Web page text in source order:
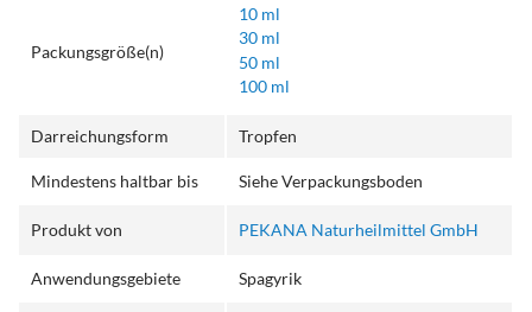
Packungsgröße(n)
10 ml
30 ml
50 ml
100 ml
Darreichungsform Tropfen
Mindestens haltbar bis Siehe Verpackungsboden
Produkt von PEKANA Naturheilmittel GmbH
Anwendungsgebiete Spagyrik